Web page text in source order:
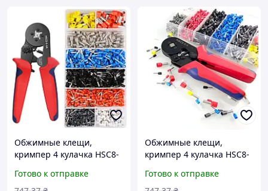
Обжимные клещи,
кримпер 4 кулачка HSC8-
наконечников (клемм) -
Готово к отправке
Обжимные клещи,
кримпер 4 кулачка HSC8-
наконечников (клемм) -
Готово к отправке